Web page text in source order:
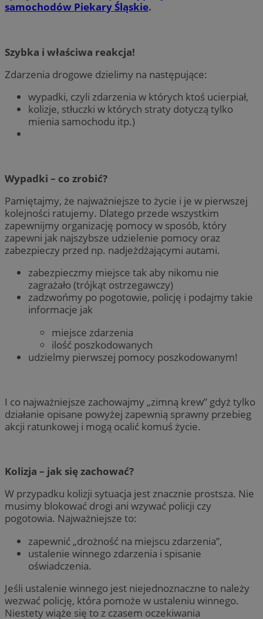
samochodów Piekary Śląskie.
Szybka i właściwa reakcja!
Zdarzenia drogowe dzielimy na następujące:
wypadki, czyli zdarzenia w których ktoś ucierpiał,
kolizje, stłuczki w których straty dotyczą tylko
mienia samochodu itp.)
Wypadki – co zrobić?
Pamiętajmy, że najważniejsze to życie i je w pierwszej
kolejności ratujemy. Dlatego przede wszystkim
zapewnijmy organizację pomocy w sposób, który
zapewni jak najszybsze udzielenie pomocy oraz
zabezpieczy przed np. nadjeżdżającymi autami.
zabezpieczmy miejsce tak aby nikomu nie
zagrażało (trójkąt ostrzegawczy)
zadzwońmy po pogotowie, policję i podajmy takie
informacje jak
miejsce zdarzenia
ilość poszkodowanych
udzielmy pierwszej pomocy poszkodowanym!
I co najważniejsze zachowajmy „zimną krew” gdyż tylko
działanie opisane powyżej zapewnią sprawny przebieg
akcji ratunkowej i mogą ocalić komuś życie.
Kolizja – jak się zachować?
W przypadku kolizji sytuacja jest znacznie prostsza. Nie
musimy blokować drogi ani wzywać policji czy
pogotowia. Najważniejsze to:
zapewnić „drożność na miejscu zdarzenia”,
ustalenie winnego zdarzenia i spisanie
oświadczenia.
Jeśli ustalenie winnego jest niejednoznaczne to należy
wezwać policję, która pomoże w ustaleniu winnego.
Niestety wiąże się to z czasem oczekiwania